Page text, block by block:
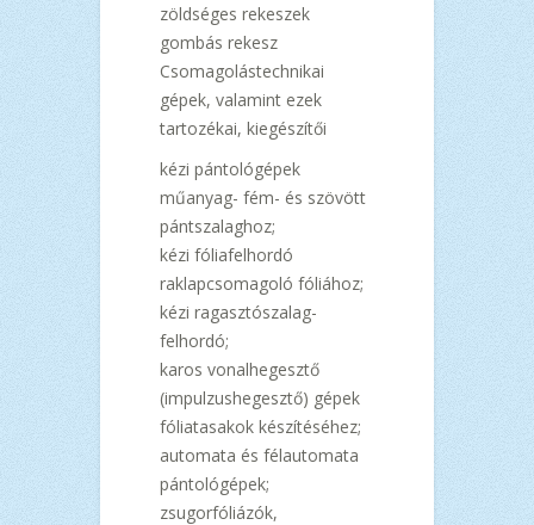
zöldséges rekeszek
gombás rekesz
Csomagolástechnikai
gépek, valamint ezek
tartozékai, kiegészítői
kézi pántológépek
műanyag- fém- és szövött
pántszalaghoz;
kézi fóliafelhordó
raklapcsomagoló fóliához;
kézi ragasztószalag-
felhordó;
karos vonalhegesztő
(impulzushegesztő) gépek
fóliatasakok készítéséhez;
automata és félautomata
pántológépek;
zsugorfóliázók,